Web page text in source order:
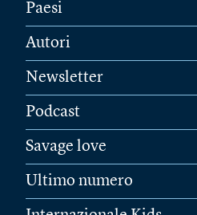
Paesi
Autori
Newsletter
Podcast
Savage love
Ultimo numero